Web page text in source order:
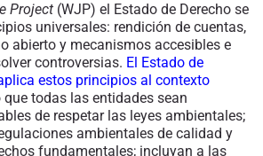
Project (WJP) el Estado de Derecho se
universales: rendición de cuentas,
abierto y mecanismos accesibles e
controversias. El Estado de
estos principios al contexto
que todas las entidades sean
de respetar las leyes ambientales;
ambientales de calidad y
fundamentales; incluyan a las